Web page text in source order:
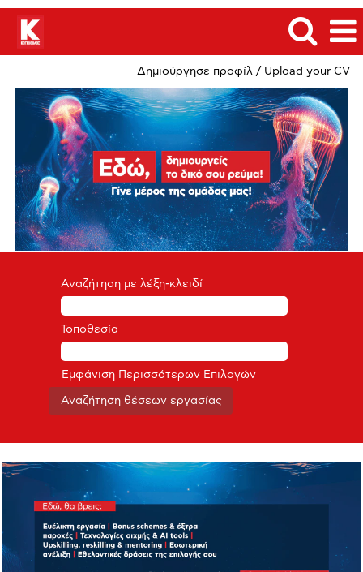
Δημιούργησε προφίλ / Upload your CV
Αναζήτηση με λέξη-κλειδί
Τοποθεσία
Εμφάνιση Περισσότερων Επιλογών